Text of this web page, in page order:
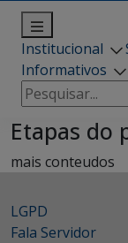
Institucional
Informativos
Pesquisar
por:
Etapas do
mais conteudos
LGPD
Fala Servidor